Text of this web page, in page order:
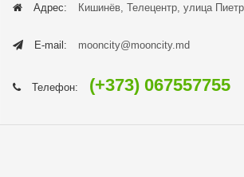
Адрес: Кишинёв, Телецентр, улица
E-mail: mooncity@mooncity.md
Телефон: (+373) 067557755